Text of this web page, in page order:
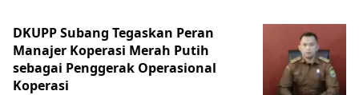
DKUPP Subang Tegaskan Peran
Manajer Koperasi Merah Putih
sebagai Penggerak Operasional
Koperasi